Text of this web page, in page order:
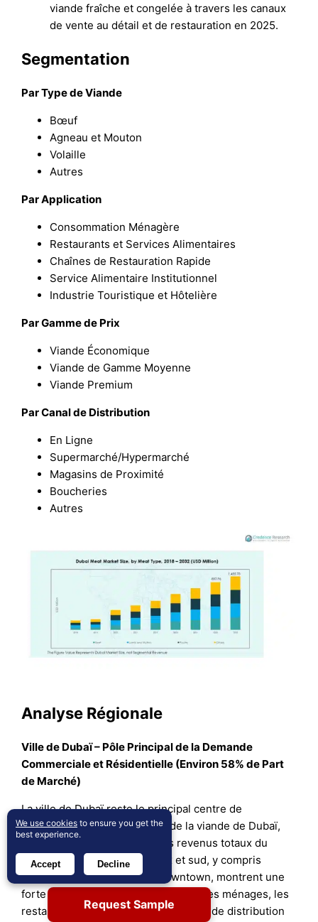
viande fraîche et congelée à travers les canaux
de vente au détail et de restauration en 2025.
Segmentation
Par Type de Viande
Bœuf
Agneau et Mouton
Volaille
Autres
Par Application
Consommation Ménagère
Restaurants et Services Alimentaires
Chaînes de Restauration Rapide
Service Alimentaire Institutionnel
Industrie Touristique et Hôtelière
Par Gamme de Prix
Viande Économique
Viande de Gamme Moyenne
Viande Premium
Par Canal de Distribution
En Ligne
Supermarché/Hypermarché
Magasins de Proximité
Boucheries
Autres
Analyse Régionale
Ville de Dubaï – Pôle Principal de la Demande
Commerciale et Résidentielle (Environ 58% de Part
de Marché)
La ville de Dubaï reste le principal centre de
consommation sur le marché de la viande de Dubaï,
contribuant à près de 58% des revenus totaux du
marché. Les districts centraux et sud, y compris
Business Bay, Al Barsha et Downtown, montrent une
forte consommation de viande dans les ménages, les
restaurants et les hôtels. Les chaînes de distribution
Request Sample
We use cookies to ensure you get the
best experience.
Accept Decline